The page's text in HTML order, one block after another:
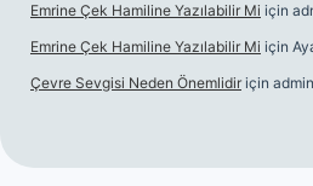
Emrine Çek Hamiline Yazılabilir Mi için
Emrine Çek Hamiline Yazılabilir Mi için
Çevre Sevgisi Neden Önemlidir için admin